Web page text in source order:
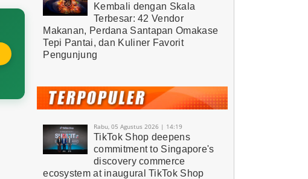
Kembali dengan Skala
Terbesar: 42 Vendor
Makanan, Perdana Santapan Omakase
Tepi Pantai, dan Kuliner Favorit
Pengunjung
Rabu, 05 Agustus 2026 | 14:19
TikTok Shop deepens
commitment to Singapore's
discovery commerce
ecosystem at inaugural TikTok Shop